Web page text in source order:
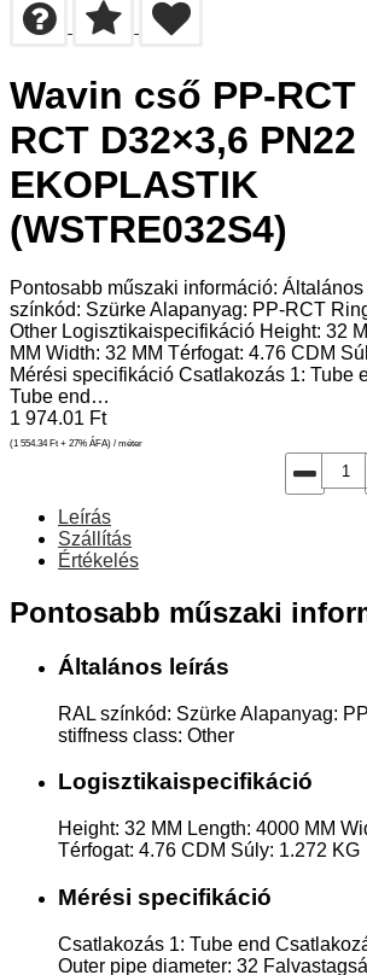
Wavin cső PP-RCT
RCT D32×3,6 PN22
EKOPLASTIK
(WSTRE032S4)
Pontosabb műszaki információ:
színkód: Szürke Alapanyag: PP-RCT
Other Logisztikaispecifikáció Height: 32
MM Width: 32 MM Térfogat: 4.76 CDM
Mérési specifikáció Csatlakozás 1: Tube
Tube end…
1 974.01 Ft
(1 554.34 Ft + 27% ÁFA) / méter
Leírás
Szállítás
Értékelés
Pontosabb műszaki
Általános leírás
RAL színkód: Szürke Alapanyag:
stiffness class: Other
Logisztikaispecifikáció
Height: 32 MM Length: 4000 MM
Térfogat: 4.76 CDM Súly: 1.272 KG
Mérési specifikáció
Csatlakozás 1: Tube end
Outer pipe diameter: 32